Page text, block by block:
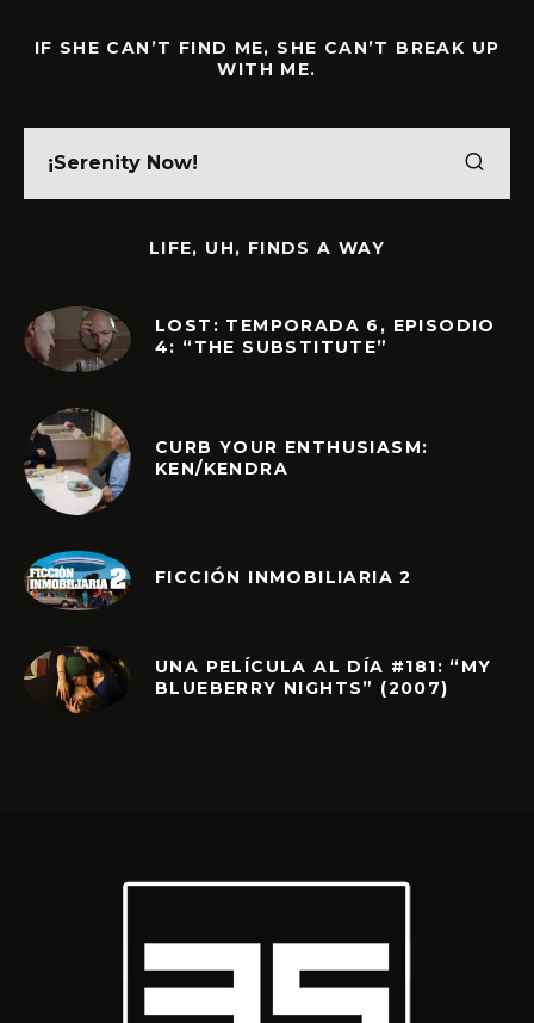
IF SHE CAN’T FIND ME, SHE CAN’T BREAK UP
WITH ME.
LIFE, UH, FINDS A WAY
LOST: TEMPORADA 6, EPISODIO
4: “THE SUBSTITUTE”
CURB YOUR ENTHUSIASM:
KEN/KENDRA
FICCIÓN INMOBILIARIA 2
UNA PELÍCULA AL DÍA #181: “MY
BLUEBERRY NIGHTS” (2007)